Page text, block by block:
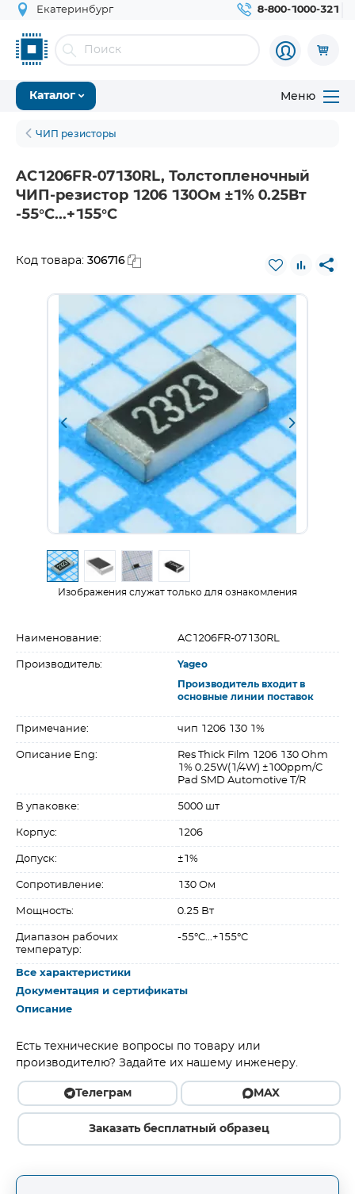
Екатеринбург 8-800-1000-321
Каталог Меню
ЧИП резисторы
AC1206FR-07130RL, Толстопленочный
ЧИП-резистор 1206 130Ом ±1% 0.25Вт
-55°С...+155°С
Код товара: 306716
Изображения служат только для ознакомления
Наименование: AC1206FR-07130RL
Производитель: Yageo
Производитель входит в
основные линии поставок
Примечание: чип 1206 130 1%
Описание Eng:
Res Thick Film 1206 130 Ohm
1% 0.25W(1/4W) ±100ppm/C
Pad SMD Automotive T/R
В упаковке: 5000 шт
Корпус: 1206
Допуск: ±1%
Сопротивление: 130 Ом
Мощность: 0.25 Вт
Диапазон рабочих
температур:
-55°C...+155°C
Все характеристики
Документация и сертификаты
Описание
Есть технические вопросы по товару или
производителю? Задайте их нашему инженеру.
Телеграм MAX
Заказать бесплатный образец